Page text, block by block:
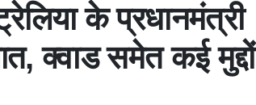
के प्रधानमंत्री
क्वाड समेत कई मुद्दों